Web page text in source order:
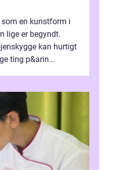
en kunstform i
lige er begyndt.
kan hurtigt
ting p&arin...